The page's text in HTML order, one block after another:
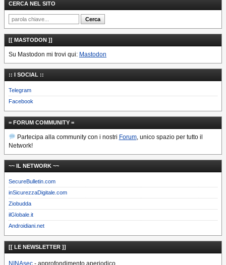
CERCA NEL SITO
[[ MASTODON ]]
Su Mastodon mi trovi qui: Mastodon
:: I SOCIAL ::
Telegram
Facebook
= FORUM COMMUNITY =
Partecipa alla community con i nostri Forum, unico spazio per tutto il
Network!
~~ IL NETWORK ~~
SecureBulletin.com
inSicurezzaDigitale.com
Ziobudda
ilGlobale.it
Androidiani.net
[[ LE NEWSLETTER ]]
NINAsec - approfondimento aperiodico